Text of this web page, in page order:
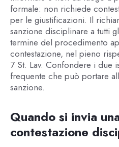
formale: non richiede
per le giustificazioni. Il
sanzione disciplinare a tutti
termine del procedimento
contestazione, nel pieno
7 St. Lav. Confondere i due
frequente che può portare
sanzione.
Quando si invia
contestazione